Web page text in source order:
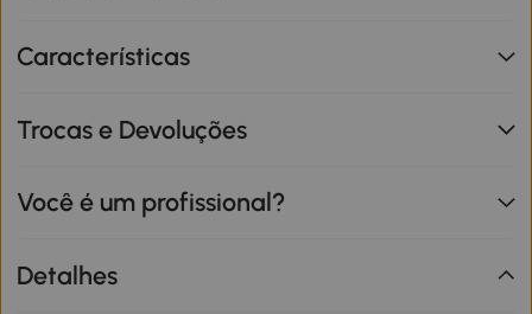
Características
Trocas e Devoluções
Você é um profissional?
Detalhes